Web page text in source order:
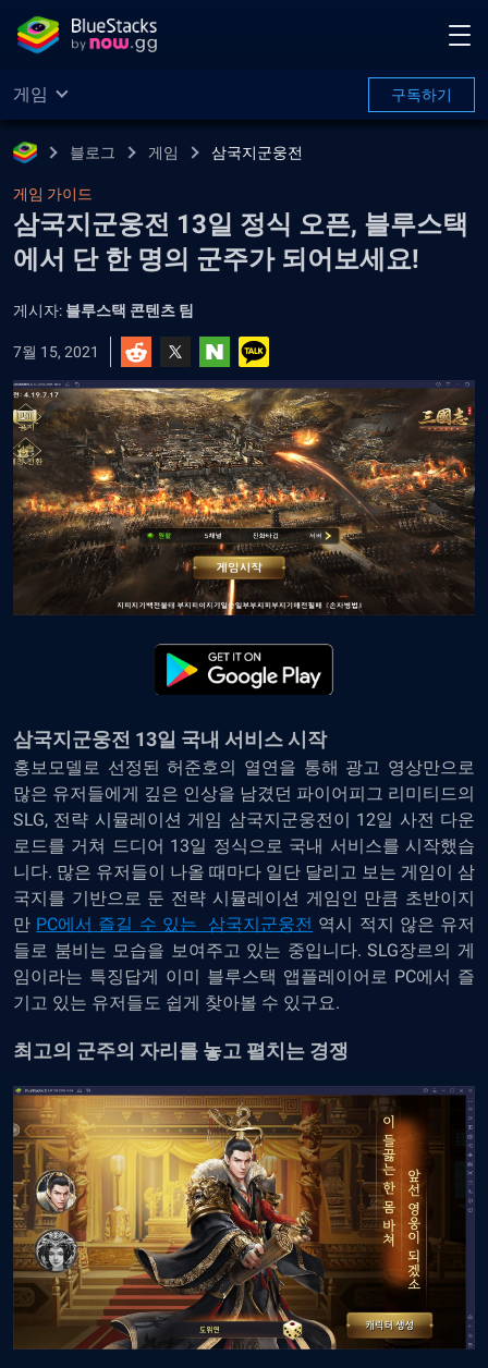
게임 구독하기
블로그 게임 삼국지군웅전
게임 가이드
삼국지군웅전 13일 정식 오픈, 블루스택
에서 단 한 명의 군주가 되어보세요!
게시자: 블루스택 콘텐츠 팀
7월 15, 2021
삼국지군웅전 13일 국내 서비스 시작
홍보모델로 선정된 허준호의 열연을 통해 광고 영상만으로
많은 유저들에게 깊은 인상을 남겼던 파이어피그 리미티드의
SLG, 전략 시뮬레이션 게임 삼국지군웅전이 12일 사전 다운
로드를 거쳐 드디어 13일 정식으로 국내 서비스를 시작했습
니다. 많은 유저들이 나올 때마다 일단 달리고 보는 게임이 삼
국지를 기반으로 둔 전략 시뮬레이션 게임인 만큼 초반이지
만 PC에서 즐길 수 있는 삼국지군웅전 역시 적지 않은 유저
들로 붐비는 모습을 보여주고 있는 중입니다. SLG장르의 게
임이라는 특징답게 이미 블루스택 앱플레이어로 PC에서 즐
기고 있는 유저들도 쉽게 찾아볼 수 있구요.
최고의 군주의 자리를 놓고 펼치는 경쟁